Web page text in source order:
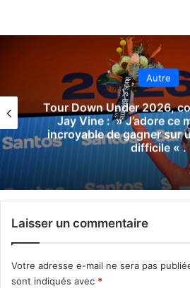
Autre
Team Technipes
Borbone, un
formation
présente son
Laisser un commentaire
Votre adresse e-mail ne sera pas
sont indiqués avec *